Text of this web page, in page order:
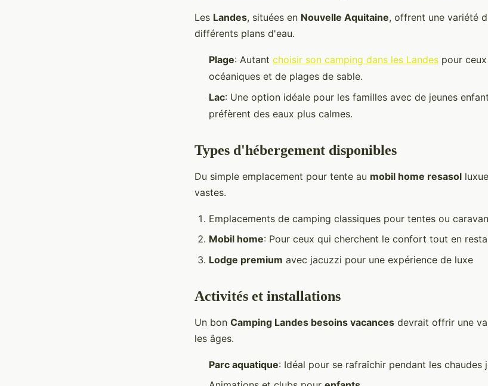
Les Landes, situées en Nouvelle Aquitaine, offrent une variété
différents plans d'eau.
Plage: Autant choisir son camping dans les Landes pour
océaniques et de plages de sable.
Lac: Une option idéale pour les familles avec de jeunes
préfèrent des eaux plus calmes.
Types d'hébergement disponibles
Du simple emplacement pour tente au mobil home resasol
vastes.
Emplacements de camping classiques pour tentes ou
Mobil home: Pour ceux qui cherchent le confort tout en
Lodge premium avec jacuzzi pour une expérience de luxe
Activités et installations
Un bon Camping Landes besoins vacances devrait offrir une
les âges.
Parc aquatique: Idéal pour se rafraîchir pendant les chaudes